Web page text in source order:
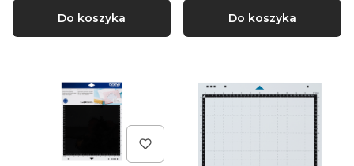
Do koszyka Do koszyka